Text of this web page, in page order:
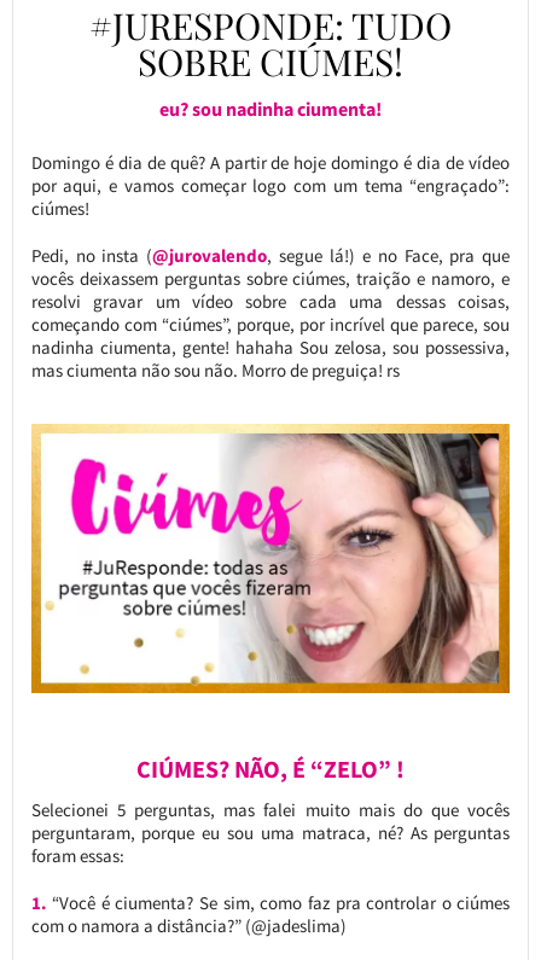
#JURESPONDE: TUDO
SOBRE CIÚMES!
eu? sou nadinha ciumenta!
Domingo é dia de quê? A partir de hoje domingo é dia de vídeo
por aqui, e vamos começar logo com um tema “engraçado”:
ciúmes!
Pedi, no insta (@jurovalendo, segue lá!) e no Face, pra que
vocês deixassem perguntas sobre ciúmes, traição e namoro, e
resolvi gravar um vídeo sobre cada uma dessas coisas,
começando com “ciúmes”, porque, por incrível que parece, sou
nadinha ciumenta, gente! hahaha Sou zelosa, sou possessiva,
mas ciumenta não sou não. Morro de preguiça! rs
CIÚMES? NÃO, É “ZELO” !
Selecionei 5 perguntas, mas falei muito mais do que vocês
perguntaram, porque eu sou uma matraca, né? As perguntas
foram essas:
1. “Você é ciumenta? Se sim, como faz pra controlar o ciúmes
com o namora a distância?” (@jadeslima)